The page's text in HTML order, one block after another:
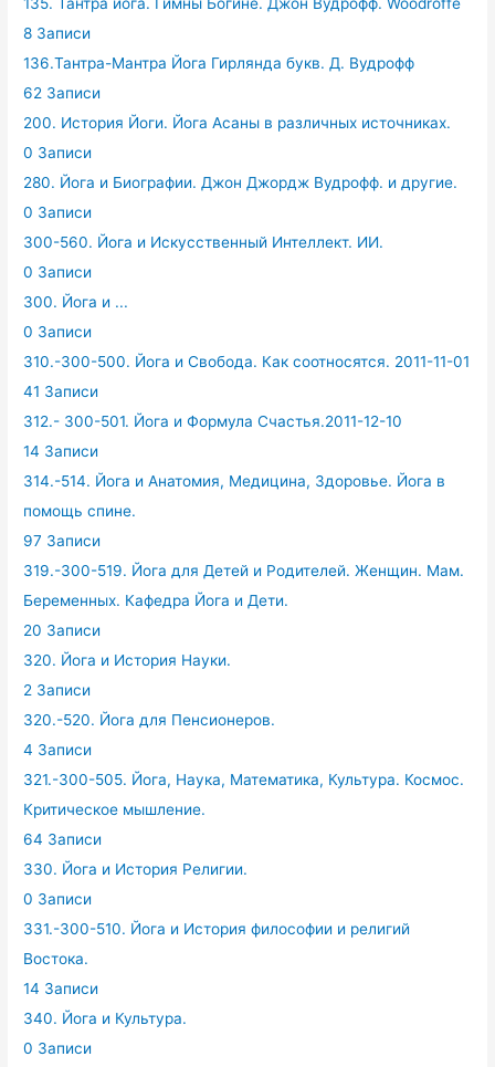
8 Записи
136.Тантра-Мантра Йога Гирлянда букв. Д. Вудрофф
62 Записи
200. История Йоги. Йога Асаны в различных источниках.
0 Записи
280. Йога и Биографии. Джон Джордж Вудрофф. и другие.
0 Записи
300-560. Йога и Искусственный Интеллект. ИИ.
0 Записи
300. Йога и ...
0 Записи
310.-300-500. Йога и Свобода. Как соотносятся. 2011-11-01
41 Записи
312.- 300-501. Йога и Формула Счастья.2011-12-10
14 Записи
314.-514. Йога и Анатомия, Медицина, Здоровье. Йога в
помощь спине.
97 Записи
319.-300-519. Йога для Детей и Родителей. Женщин. Мам.
Беременных. Кафедра Йога и Дети.
20 Записи
320. Йога и История Науки.
2 Записи
320.-520. Йога для Пенсионеров.
4 Записи
321.-300-505. Йога, Наука, Математика, Культура. Космос.
Критическое мышление.
64 Записи
330. Йога и История Религии.
0 Записи
331.-300-510. Йога и История философии и религий
Востока.
14 Записи
340. Йога и Культура.
0 Записи